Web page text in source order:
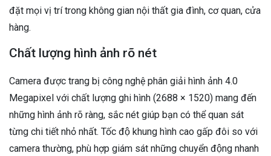
đặt mọi vị trí trong không gian nội thất gia đình, cơ quan, cửa
hàng.
Chất lượng hình ảnh rõ nét
Camera được trang bị công nghệ phân giải hình ảnh 4.0
Megapixel với chất lượng ghi hình (2688 × 1520) mang đến
những hình ảnh rõ ràng, sắc nét giúp bạn có thể quan sát
từng chi tiết nhỏ nhất. Tốc độ khung hình cao gấp đôi so với
camera thường, phù hợp giám sát những chuyển động nhanh